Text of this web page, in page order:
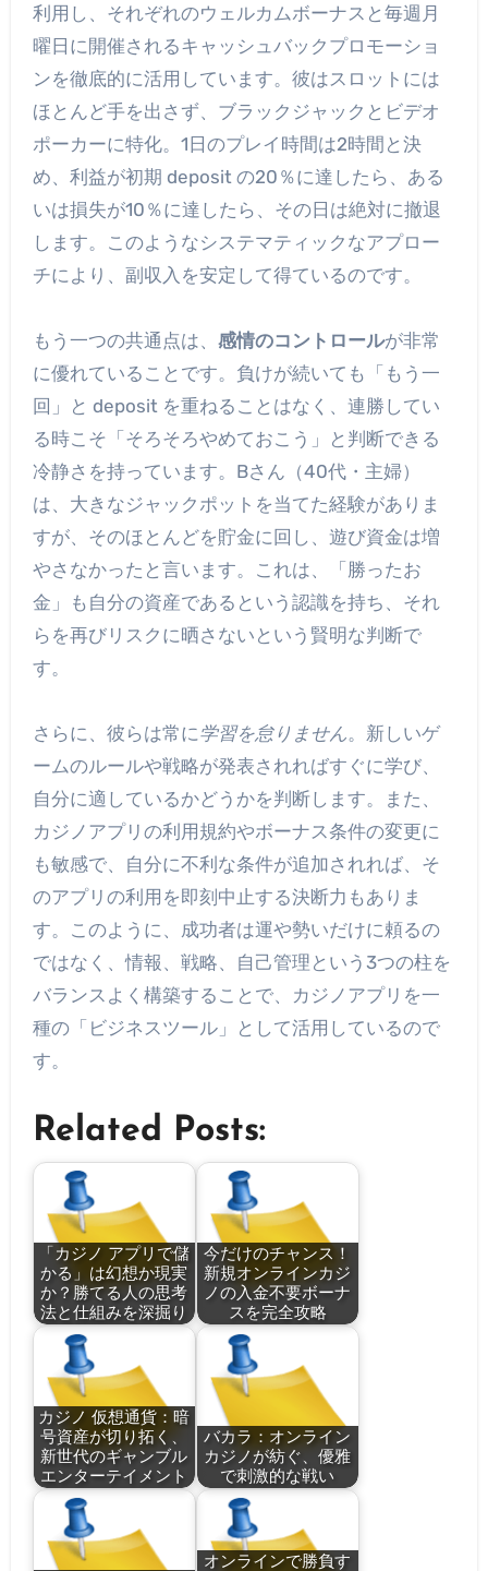
利用し、それぞれのウェルカムボーナスと毎週月
曜日に開催されるキャッシュバックプロモーショ
ンを徹底的に活用しています。彼はスロットには
ほとんど手を出さず、ブラックジャックとビデオ
ポーカーに特化。1日のプレイ時間は2時間と決
め、利益が初期 deposit の20％に達したら、ある
いは損失が10％に達したら、その日は絶対に撤退
します。このようなシステマティックなアプロー
チにより、副収入を安定して得ているのです。
もう一つの共通点は、 感情のコントロールが非常
に優れていることです。負けが続いても「もう一
回」と deposit を重ねることはなく、連勝してい
る時こそ「そろそろやめておこう」と判断できる
冷静さを持っています。Bさん（40代・主婦）
は、大きなジャックポットを当てた経験がありま
すが、そのほとんどを貯金に回し、遊び資金は増
やさなかったと言います。これは、「勝ったお
金」も自分の資産であるという認識を持ち、それ
らを再びリスクに晒さないという賢明な判断で
す。
さらに、彼らは常に学習を怠りません。新しいゲ
ームのルールや戦略が発表されればすぐに学び、
自分に適しているかどうかを判断します。また、
カジノアプリの利用規約やボーナス条件の変更に
も敏感で、自分に不利な条件が追加されれば、そ
のアプリの利用を即刻中止する決断力もありま
す。このように、成功者は運や勢いだけに頼るの
ではなく、情報、戦略、自己管理という3つの柱を
バランスよく構築することで、カジノアプリを一
種の「ビジネスツール」として活用しているので
す。
Related Posts:
「カジノ アプリで儲
かる」は幻想か現実
か？勝てる人の思考
法と仕組みを深掘り
今だけのチャンス！
新規オンラインカジ
ノの入金不要ボーナ
スを完全攻略
カジノ 仮想通貨：暗
号資産が切り拓く、
新世代のギャンブル
エンターテイメント
バカラ：オンライン
カジノが紡ぐ、優雅
で刺激的な戦い
オンラインで勝負す